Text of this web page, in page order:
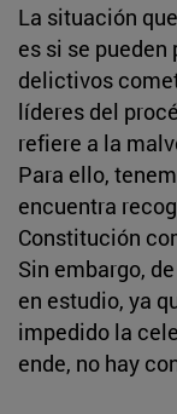
La situación
es si se
delictivos
líderes del
refiere a la
Para ello,
encuentra
Constitución
Sin embargo,
en estudio, ya
impedido la
ende, no hay